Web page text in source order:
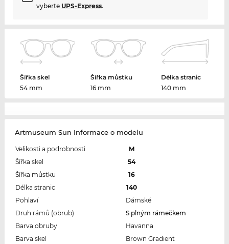
vyberte UPS-Express.
Šířka skel
54 mm
Šířka můstku
16 mm
Délka stranic
140 mm
Artmuseum Sun Informace o modelu
Velikosti a podrobnosti
M
Šířka skel
54
Šířka můstku
16
Délka stranic
140
Pohlaví
Dámské
Druh rámů (obrub)
S plným rámečkem
Barva obruby
Havanna
Barva skel
Brown Gradient